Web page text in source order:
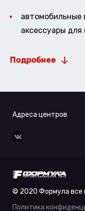
аксессуары для
Подробнее
Адреса центров
© 2020 Формула все
Политика